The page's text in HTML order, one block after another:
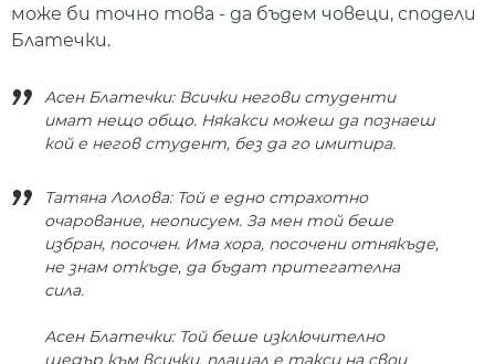
може би точно това - да бъдем човеци, сподели
Блатечки.
Асен Блатечки: Всички негови студенти
имат нещо общо. Някакси можеш да познаеш
кой е негов студент, без да го имитира.
Татяна Лолова: Той е едно страхотно
очарование, неописуем. За мен той беше
избран, посочен. Има хора, посочени отнякъде,
не знам откъде, да бъдат притегателна
сила.
Асен Блатечки: Той беше изключително
щедър към всички, плащал е такси на свои